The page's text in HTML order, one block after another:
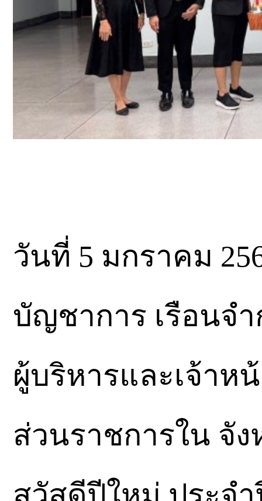
วันที่ 5 มกราคม
บัญชาการ เรือนจ
ผู้บริหารและเจ้าห
ส่วนราชการใน จัง